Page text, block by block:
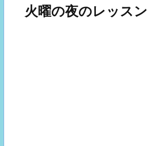
火曜の夜のレッスン